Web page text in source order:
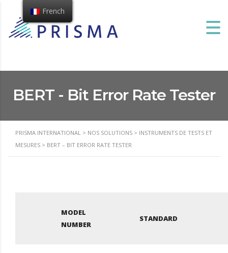
BERT - Bit Error Rate Tester
PRISMA INTERNATIONAL > NOS SOLUTIONS > INSTRUMENTS DE TESTS ET
MESURES > BERT – BIT ERROR RATE TESTER
MODEL
NUMBER
STANDARD
French